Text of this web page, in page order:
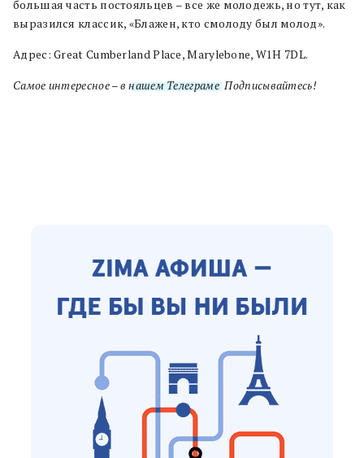
большая часть постояльцев – все же молодежь, но тут, как
выразился классик, «Блажен, кто смолоду был молод».
Адрес: Great Cumberland Place, Marylebone, W1H 7DL.
Самое интересное – внашем Телеграме. Подписывайтесь!